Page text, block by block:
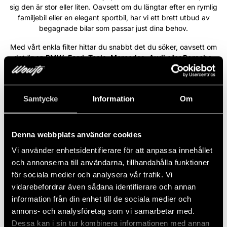
Samtycke Information Om
Denna webbplats använder cookies
Vi använder enhetsidentifierare för att anpassa innehållet
och annonserna till användarna, tillhandahålla funktioner
för sociala medier och analysera vår trafik. Vi
vidarebefordrar även sådana identifierare och annan
information från din enhet till de sociala medier och
annons- och analysföretag som vi samarbetar med.
Dessa kan i sin tur kombinera informationen med annan
sig den är stor eller liten. Oavsett om du längtar efter en rymlig
familjebil eller en elegant sportbil, har vi ett brett utbud av
begagnade bilar som passar just dina behov.
Med vårt enkla filter hittar du snabbt det du söker, oavsett om
det är enBMW,Ford,Tesla,Mercedes,AudiellerPorsche.
Varje bil i vårt sortiment är ett steg närmare din bildröm. På
Wowto är vi engagerade i att förverkliga din dröm – vi ser varje
bildröm till en del av din vardag.
NYINKOMMEN
BMW X1 xDrive20i Automat Sport
Line / Dragkrok / 1 Ägare
2016 Automat Bensin 13 461 Mil 192 HK Fyrhjulsdriven
2 063 kr/mån